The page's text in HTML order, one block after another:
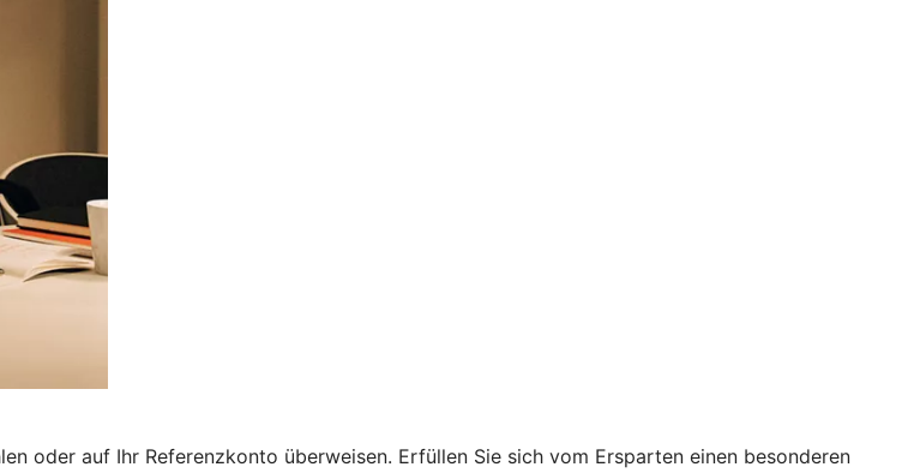
oder auf Ihr Referenzkonto überweisen. Erfüllen Sie sich vom Ersparten einen besonderen